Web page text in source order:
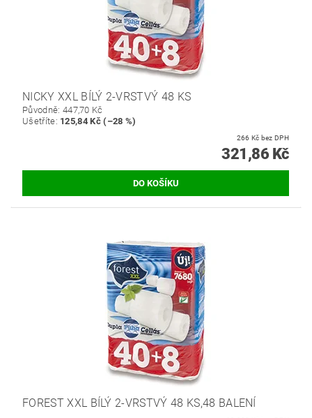
NICKY XXL BÍLÝ 2-VRSTVÝ 48 KS
Původně: 447,70 Kč
Ušetříte: 125,84 Kč (–28 %)
266 Kč bez DPH
321,86 Kč
FOREST XXL BÍLÝ 2-VRSTVÝ 48 KS,48 BALENÍ